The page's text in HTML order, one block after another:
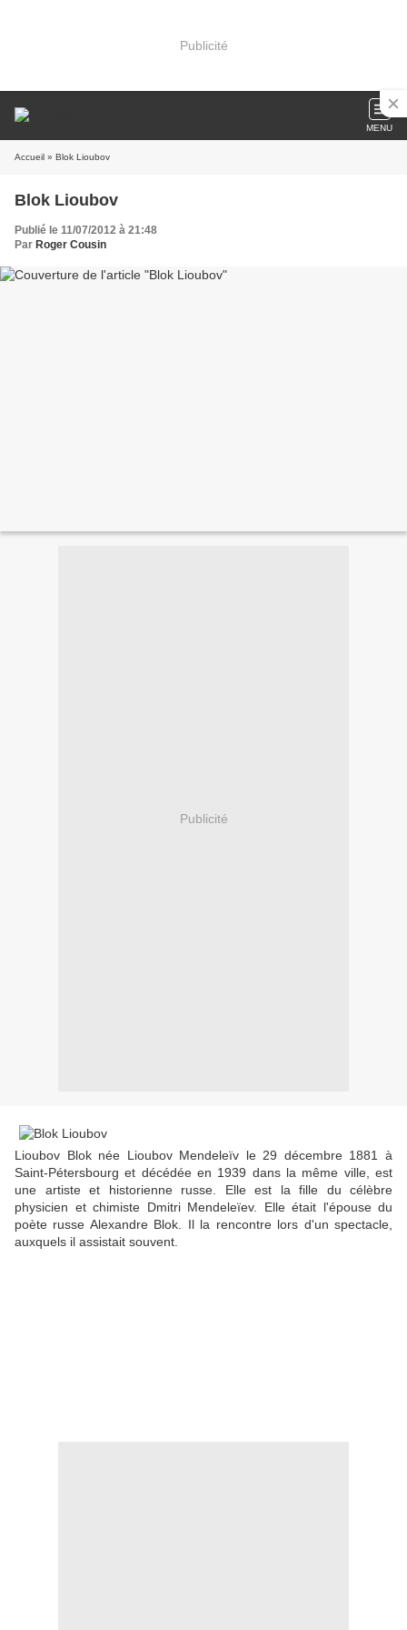
Publicité
MENU
Accueil » Blok Lioubov
Blok Lioubov
Publié le 11/07/2012 à 21:48
Par Roger Cousin
Publicité
Lioubov Blok née Lioubov Mendeleïv le 29 décembre 1881 à
Saint-Pétersbourg et décédée en 1939 dans la même ville, est
une artiste et historienne russe. Elle est la fille du célèbre
physicien et chimiste Dmitri Mendeleïev. Elle était l'épouse du
poète russe Alexandre Blok. Il la rencontre lors d'un spectacle,
auxquels il assistait souvent.